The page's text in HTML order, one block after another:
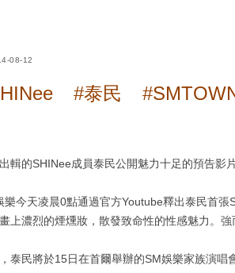
08-12
#泰民
輯的SHINee成員泰民公開魅力十足的預告影
樂今天凌晨0點通過官方Youtube釋出泰民首
上濃烈的煙燻妝，散發致命性的性感魅力。
泰民將於15日在首爾舉辦的SM娛樂家族演